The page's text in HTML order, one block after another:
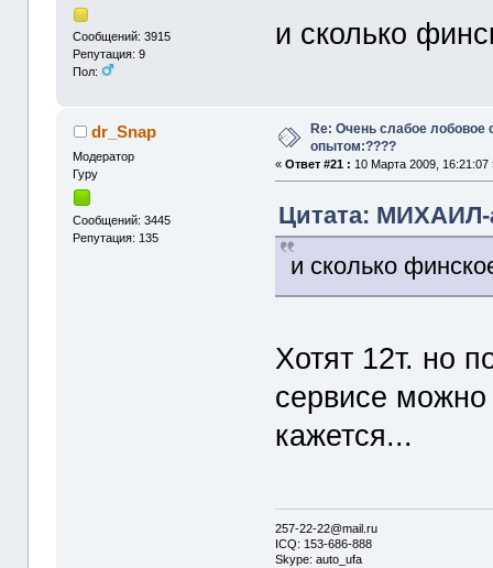
Сообщений: 3915
Репутация: 9
Пол:
и сколько
dr_Snap
Модератор
Гуру
Сообщений: 3445
Репутация: 135
Re: Очень слабое лобовое
опытом:????
«Ответ #21 : 10 Марта 2009, 16:21:07
Цитата: МИХАИЛ-
и сколько
Хотят 12т. но
сервисе можно
кажется...
257-22-22@mail.ru
ICQ: 153-686-888
Skype: auto_ufa